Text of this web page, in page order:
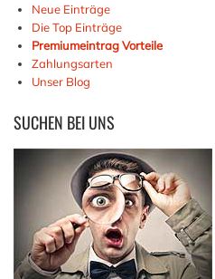
Neue Einträge
Die Top Einträge
Premiumeintrag Vorteile
Zahlungsarten
Unser Blog
SUCHEN BEI UNS